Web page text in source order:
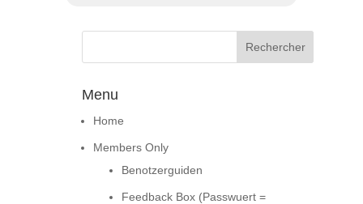
Menu
Home
Members Only
Benotzerguiden
Feedback Box (Passwuert =